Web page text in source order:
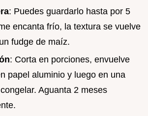
: Puedes guardarlo hasta por 5
encanta frío, la textura se vuelve
fudge de maíz.
: Corta en porciones, envuelve
papel aluminio y luego en una
Aguanta 2 meses